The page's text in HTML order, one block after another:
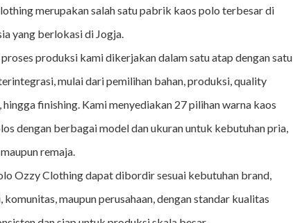
merupakan salah satu pabrik kaos polo terbesar di
yang berlokasi di Jogja.
proses produksi kami dikerjakan dalam satu atap dengan satu
mulai dari pemilihan bahan, produksi, quality
finishing. Kami menyediakan 27 pilihan warna kaos
dengan berbagai model dan ukuran untuk kebutuhan pria,
remaja.
Ozzy Clothing dapat dibordir sesuai kebutuhan brand,
komunitas, maupun perusahaan, dengan standar kualitas